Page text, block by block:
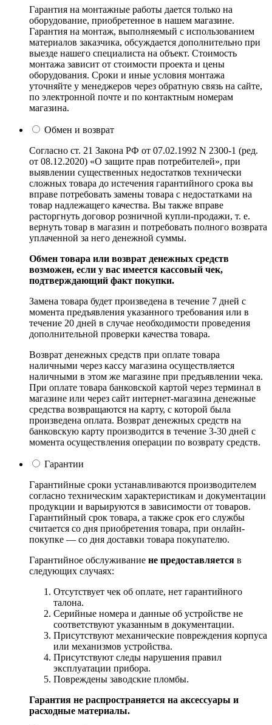
Гарантия на монтажные работы дается только на
оборудование, приобретенное в нашем магазине.
Гарантия на монтаж, выполняемый с использованием
материалов заказчика, обсуждается дополнительно при
выезде нашего специалиста на объект. Стоимость
монтажа зависит от стоимости проекта и цены
оборудования. Сроки и иные условия монтажа
уточняйте у менеджеров через обратную связь на сайте,
по электронной почте и по контактным номерам
магазина.
Обмен и возврат
Согласно ст. 21 Закона РФ от 07.02.1992 N 2300-1 (ред.
от 08.12.2020) «О защите прав потребителей», при
выявлении существенных недостатков технически
сложных товара до истечения гарантийного срока вы
вправе потребовать замены товара с недостатками на
товар надлежащего качества. Вы также вправе
расторгнуть договор розничной купли-продажи, т. е.
вернуть товар в магазин и потребовать полного возврата
уплаченной за него денежной суммы.
Обмен товара или возврат денежных средств
возможен, если у вас имеется кассовый чек,
подтверждающий факт покупки.
Замена товара будет произведена в течение 7 дней с
момента предъявления указанного требования или в
течение 20 дней в случае необходимости проведения
дополнительной проверки качества товара.
Возврат денежных средств при оплате товара
наличными через кассу магазина осуществляется
наличными в этом же магазине при предъявлении чека.
При оплате товара банковской картой через терминал в
магазине или через сайт интернет-магазина денежные
средства возвращаются на карту, с которой была
произведена оплата. Возврат денежных средств на
банковскую карту производится в течение 3-30 дней с
момента осуществления операции по возврату средств.
Гарантии
Гарантийные сроки устанавливаются производителем
согласно техническим характеристикам и документации
продукции и варьируются в зависимости от товаров.
Гарантийный срок товара, а также срок его службы
считается со дня приобретения товара, при онлайн-
покупке — со дня доставки товара покупателю.
Гарантийное обслуживание не предоставляется в
следующих случаях:
Отсутствует чек об оплате, нет гарантийного
талона.
Серийные номера и данные об устройстве не
соответствуют указанным в документации.
Присутствуют механические повреждения корпуса
или механизмов устройства.
Присутствуют следы нарушения правил
эксплуатации прибора.
Повреждены заводские пломбы.
Гарантия не распространяется на аксессуары и
расходные материалы.